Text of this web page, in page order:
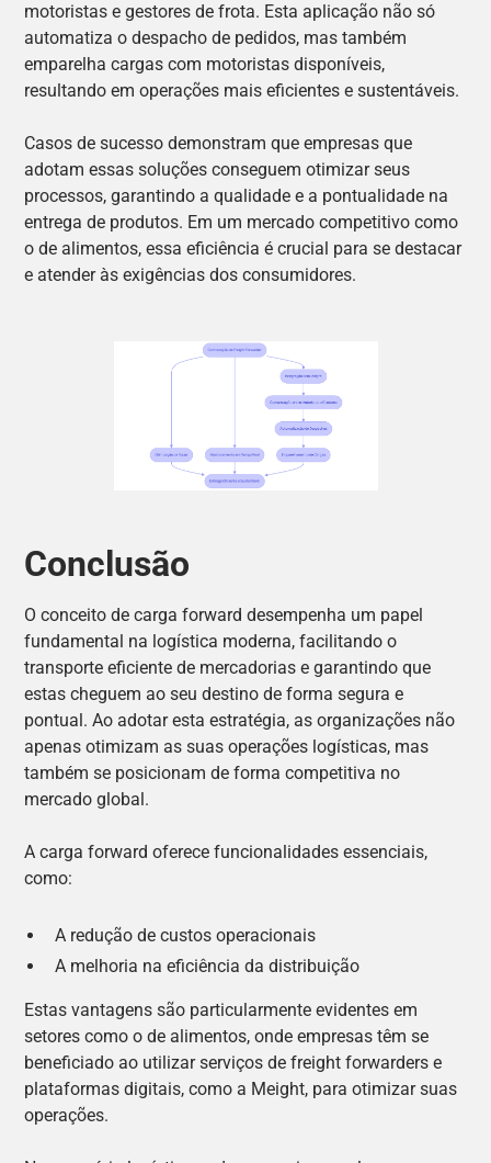
motoristas e gestores de frota. Esta aplicação não só
automatiza o despacho de pedidos, mas também
emparelha cargas com motoristas disponíveis,
resultando em operações mais eficientes e sustentáveis.
Casos de sucesso demonstram que empresas que
adotam essas soluções conseguem otimizar seus
processos, garantindo a qualidade e a pontualidade na
entrega de produtos. Em um mercado competitivo como
o de alimentos, essa eficiência é crucial para se destacar
e atender às exigências dos consumidores.
Conclusão
O conceito de carga forward desempenha um papel
fundamental na logística moderna, facilitando o
transporte eficiente de mercadorias e garantindo que
estas cheguem ao seu destino de forma segura e
pontual. Ao adotar esta estratégia, as organizações não
apenas otimizam as suas operações logísticas, mas
também se posicionam de forma competitiva no
mercado global.
A carga forward oferece funcionalidades essenciais,
como:
A redução de custos operacionais
A melhoria na eficiência da distribuição
Estas vantagens são particularmente evidentes em
setores como o de alimentos, onde empresas têm se
beneficiado ao utilizar serviços de freight forwarders e
plataformas digitais, como a Meight, para otimizar suas
operações.